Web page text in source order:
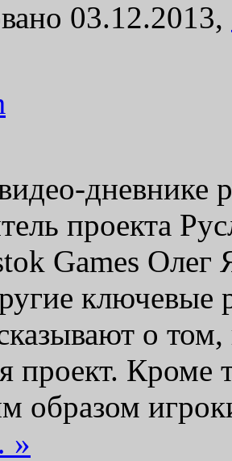
03.12.2013,
дневнике
проекта
Games Олег
ключевые
о том,
проект. Кроме
образом
»